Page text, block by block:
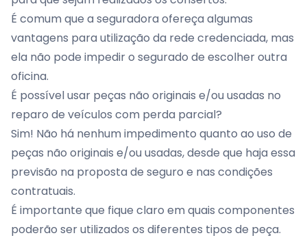
É comum que a seguradora ofereça algumas
vantagens para utilização da rede credenciada, mas
ela não pode impedir o segurado de escolher outra
oficina.
É possível usar peças não originais e/ou usadas no
reparo de veículos com perda parcial?
Sim! Não há nenhum impedimento quanto ao uso de
peças não originais e/ou usadas, desde que haja essa
previsão na proposta de seguro e nas condições
contratuais.
É importante que fique claro em quais componentes
poderão ser utilizados os diferentes tipos de peça.